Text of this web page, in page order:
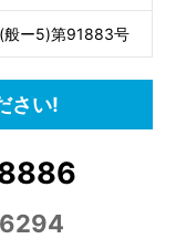
般ー5)第91883号
さい!